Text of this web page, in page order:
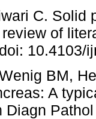
C. Solid
of
10.4103/
BM,
A
Diagn